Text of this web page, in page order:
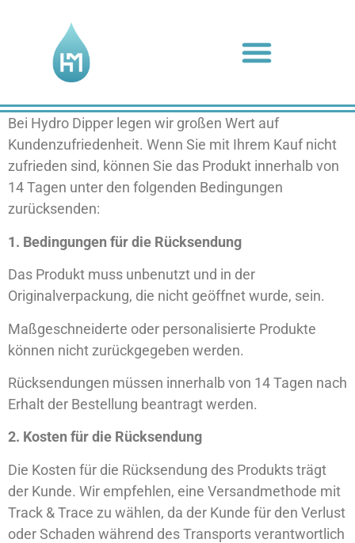
Bei Hydro Dipper legen wir großen Wert auf
Kundenzufriedenheit. Wenn Sie mit Ihrem Kauf nicht
zufrieden sind, können Sie das Produkt innerhalb von
14 Tagen unter den folgenden Bedingungen
zurücksenden:
1. Bedingungen für die Rücksendung
Das Produkt muss unbenutzt und in der
Originalverpackung, die nicht geöffnet wurde, sein.
Maßgeschneiderte oder personalisierte Produkte
können nicht zurückgegeben werden.
Rücksendungen müssen innerhalb von 14 Tagen nach
Erhalt der Bestellung beantragt werden.
2. Kosten für die Rücksendung
Die Kosten für die Rücksendung des Produkts trägt
der Kunde. Wir empfehlen, eine Versandmethode mit
Track & Trace zu wählen, da der Kunde für den Verlust
oder Schaden während des Transports verantwortlich